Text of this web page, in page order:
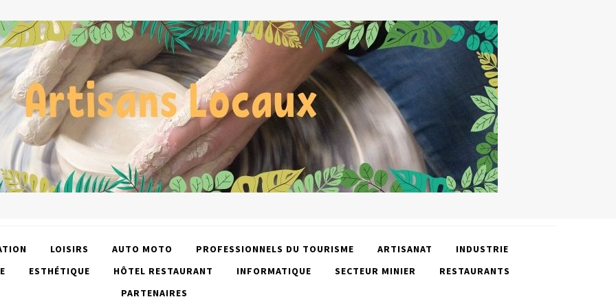
LOISIRS AUTO MOTO PROFESSIONNELS DU TOURISME ARTISANAT
INDUSTRIE
ESTHÉTIQUE HÔTEL RESTAURANT INFORMATIQUE SECTEUR MINIER
RESTAURANTS
PARTENAIRES